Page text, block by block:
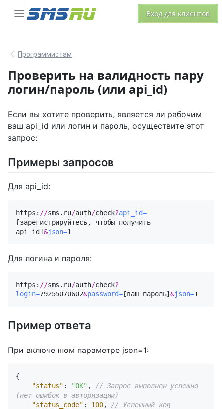
Вход для клиентов
Программистам
Проверить на валидность пару
логин/пароль (или api_id)
Если вы хотите проверить, является ли рабочим
ваш api_id или логин и пароль, осуществите этот
запрос:
Примеры запросов
Для api_id:
https: //sms.ru/auth/check?api_id=
[зарегистрируйтесь, чтобы получить
api_id] &json=1
Для логина и пароля:
https: //sms.ru/auth/check?
login=79255070602&password= [ваш пароль] &json=1
Пример ответа
При включенном параметре json=1:
{
"status" : "OK" ,
// Запрос выполнен успешно
(нет ошибок в авторизации)
"status_code" : 100,
// Успешный код